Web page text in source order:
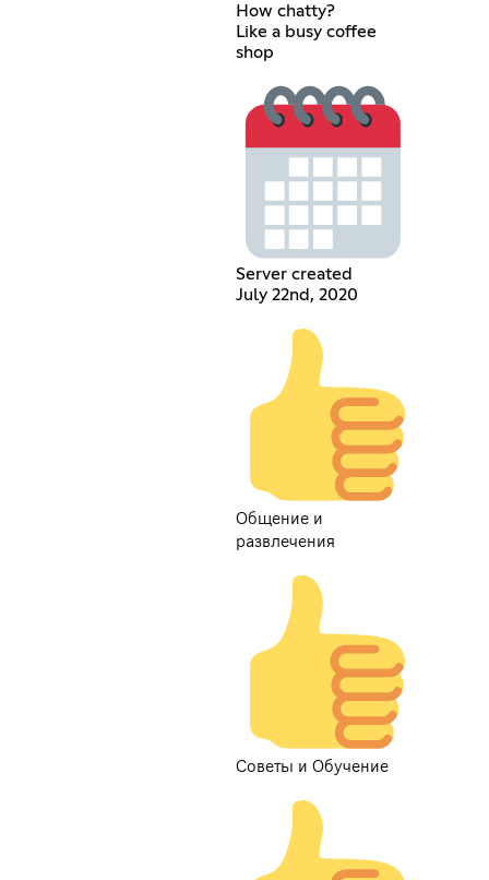
How chatty?
Like a busy coffee
shop
Server created
July 22nd, 2020
Общение и
развлечения
Советы и Обучение